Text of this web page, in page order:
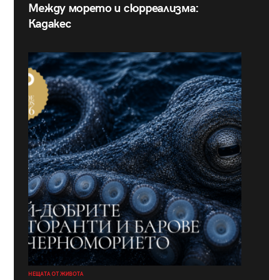
Между морето и сюрреализма:
Кадакес
НЕЩАТА ОТ ЖИВОТА